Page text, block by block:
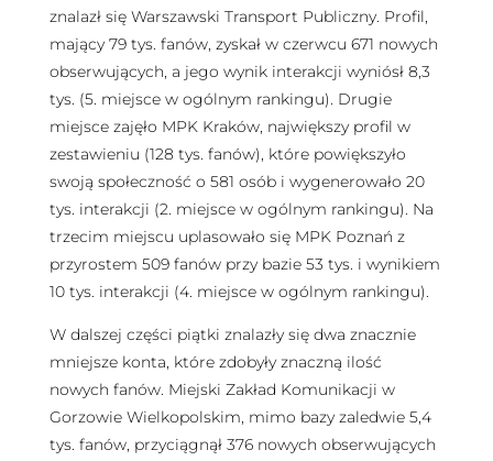
znalazł się Warszawski Transport Publiczny. Profil,
mający 79 tys. fanów, zyskał w czerwcu 671 nowych
obserwujących, a jego wynik interakcji wyniósł 8,3
tys. (5. miejsce w ogólnym rankingu). Drugie
miejsce zajęło MPK Kraków, największy profil w
zestawieniu (128 tys. fanów), które powiększyło
swoją społeczność o 581 osób i wygenerowało 20
tys. interakcji (2. miejsce w ogólnym rankingu). Na
trzecim miejscu uplasowało się MPK Poznań z
przyrostem 509 fanów przy bazie 53 tys. i wynikiem
10 tys. interakcji (4. miejsce w ogólnym rankingu).
W dalszej części piątki znalazły się dwa znacznie
mniejsze konta, które zdobyły znaczną ilość
nowych fanów. Miejski Zakład Komunikacji w
Gorzowie Wielkopolskim, mimo bazy zaledwie 5,4
tys. fanów, przyciągnął 376 nowych obserwujących